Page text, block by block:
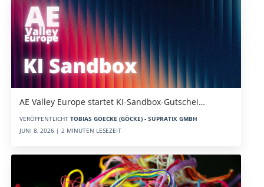
AE Valley Europe startet KI-Sandbox-Gutschei…
VERÖFFENTLICHT TOBIAS GOECKE (GÖCKE) - SUPRATIX GMBH
JUNI 8, 2026 | 2 MINUTEN LESEZEIT